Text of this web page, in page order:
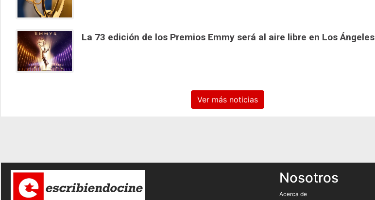
La 73 edición de los Premios Emmy será al aire libre en Los Ángeles
Ver más noticias
Nosotros
Acerca de